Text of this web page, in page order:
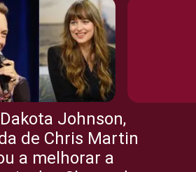
Johnson,
de Chris Martin
a melhorar a